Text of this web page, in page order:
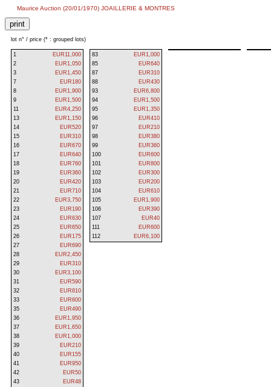
Maurice Auction (20/01/1970) JOAILLERIE & MONTRES
lot n° / price (* : grouped lots)
1
EUR11,000
2
EUR1,050
3
EUR1,450
7
EUR180
8
EUR1,900
9
EUR1,500
11
EUR4,250
13
EUR1,150
14
EUR520
15
EUR310
16
EUR670
17
EUR640
18
EUR760
19
EUR360
20
EUR420
21
EUR710
22
EUR3,750
23
EUR190
24
EUR630
25
EUR650
26
EUR175
27
EUR690
28
EUR2,450
29
EUR310
30
EUR3,100
31
EUR590
32
EUR810
33
EUR600
35
EUR490
36
EUR1,950
37
EUR1,650
38
EUR1,000
39
EUR210
40
EUR155
41
EUR950
42
EUR50
43
EUR48
83
EUR1,000
85
EUR640
87
EUR310
88
EUR430
93
EUR6,800
94
EUR1,500
95
EUR1,350
96
EUR410
97
EUR210
98
EUR380
99
EUR360
100
EUR600
101
EUR800
102
EUR300
103
EUR200
104
EUR610
105
EUR1,900
106
EUR390
107
EUR40
111
EUR600
112
EUR6,100